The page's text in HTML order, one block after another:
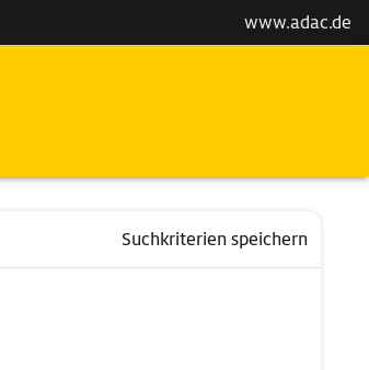
www.adac.de
Suchkriterien speichern